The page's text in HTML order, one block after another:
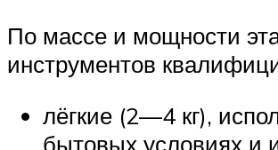
По массе и мощности
инструментов
лёгкие (2—4 кг),
бытовых условиях